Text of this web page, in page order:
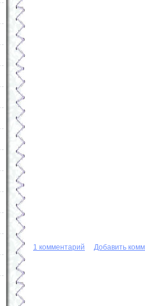
1 комментарий Добавить